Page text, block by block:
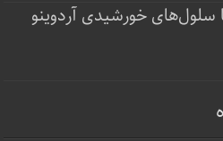
سلول‌های خورشیدی آردوینو